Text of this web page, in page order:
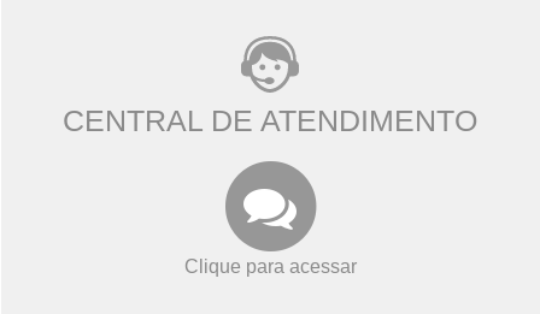
CENTRAL DE ATENDIMENTO
Clique para acessar